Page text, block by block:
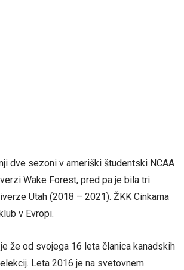
dve sezoni v ameriški študentski NCAA
Wake Forest, pred pa je bila tri
Utah (2018 – 2021). ŽKK Cinkarna
v Evropi.
že od svojega 16 leta članica kanadskih
Leta 2016 je na svetovnem